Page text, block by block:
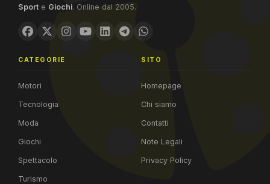
Sport e Giochi. Online dal 2005.
CATEGORIE
Motori
Tecnologia
Moda
Giochi
Spettacolo
Turismo
SITO
Homepage
Chi siamo
Contatti
Note Legali
Privacy Policy